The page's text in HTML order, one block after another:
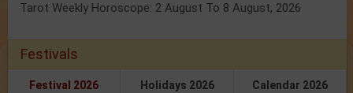
Tarot Weekly Horoscope: 2 August To 8 August, 2026
Festivals
Festival 2026 Holidays 2026 Calendar 2026